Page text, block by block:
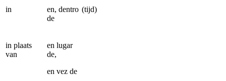
in
en, dentro
de
(tijd)
in plaats
van
en lugar
de,
en vez de